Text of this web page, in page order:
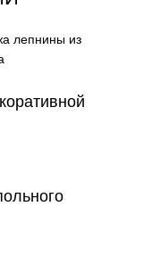
лепнины из